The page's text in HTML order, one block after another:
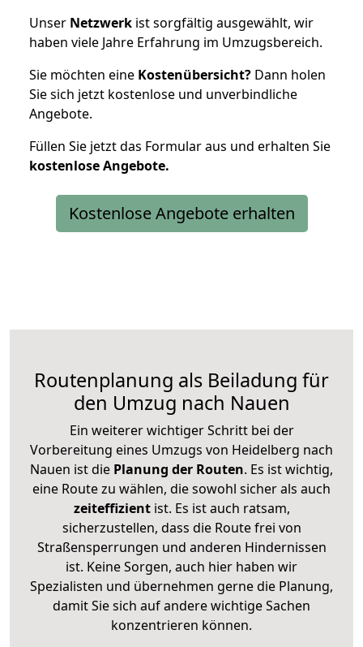
Unser Netzwerk ist sorgfältig ausgewählt, wir
haben viele Jahre Erfahrung im Umzugsbereich.
Sie möchten eine Kostenübersicht? Dann holen
Sie sich jetzt kostenlose und unverbindliche
Angebote.
Füllen Sie jetzt das Formular aus und erhalten Sie
kostenloseAngebote.
Kostenlose Angebote erhalten
Routenplanung als Beiladung für
den Umzug nach Nauen
Ein weiterer wichtiger Schritt bei der
Vorbereitung eines Umzugs von Heidelberg nach
Nauen ist die Planung der Routen. Es ist wichtig,
eine Route zu wählen, die sowohl sicher als auch
zeiteffizientist. Es ist auch ratsam,
sicherzustellen, dass die Route frei von
Straßensperrungen und anderen Hindernissen
ist. Keine Sorgen, auch hier haben wir
Spezialisten und übernehmen gerne die Planung,
damit Sie sich auf andere wichtige Sachen
konzentrieren können.